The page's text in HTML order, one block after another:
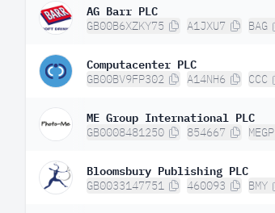
AG Barr PLC
GB00B6XZKY75 A1JXU7 BAG
Computacenter PLC
GB00BV9FP302 A14NH6 CCC
ME Group International PLC
GB0008481250 854667 MEGP
Bloomsbury Publishing PLC
GB0033147751 460093 BMY